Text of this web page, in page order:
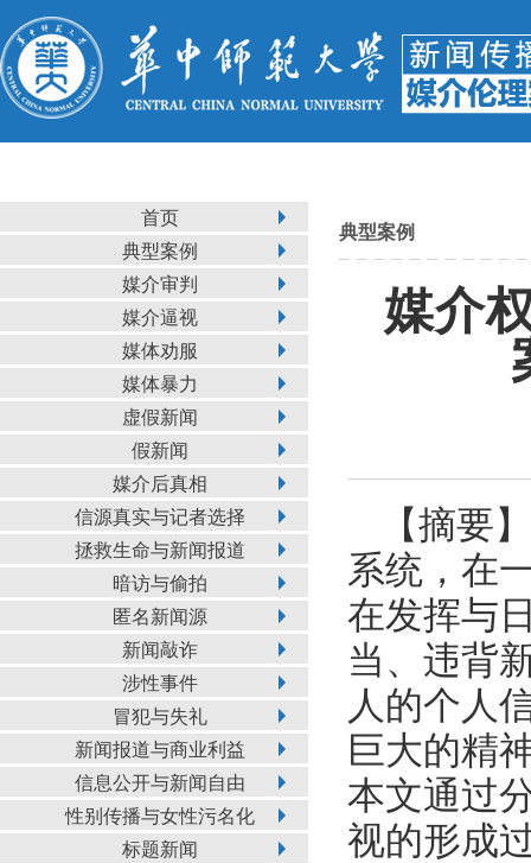
首页
典型案例
媒介审判
媒介逼视
媒体劝服
媒体暴力
虚假新闻
假新闻
媒介后真相
信源真实与记者选择
拯救生命与新闻报道
暗访与偷拍
匿名新闻源
新闻敲诈
涉性事件
冒犯与失礼
新闻报道与商业利益
信息公开与新闻自由
性别传播与女性污名化
标题新闻
典型案例
媒介
【摘要
系统，在
在发挥与
当、违背
人的个人
巨大的精
本文通过
视的形成